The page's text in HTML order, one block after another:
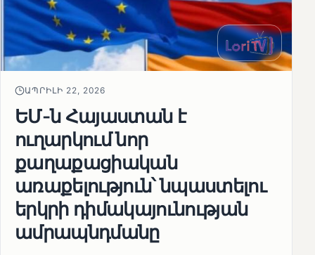
ԱՊՐԻԼԻ 22, 2026
ԵՄ-ն Հայաստան է
ուղարկում նոր
քաղաքացիական
առաքելություն՝ նպաստելու
երկրի դիմակայունության
ամրապնդմանը